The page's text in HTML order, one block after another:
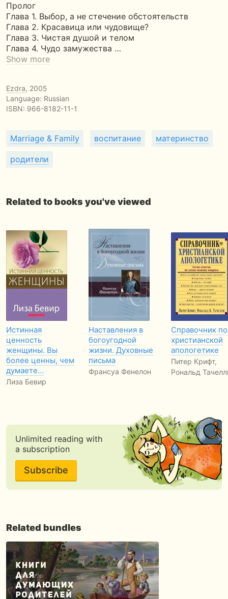
Пролог
Глава 1. Выбор, а не стечение обстоятельств
Глава 2. Красавица или чудовище?
Глава 3. Чистая душой и телом
Глава 4. Чудо замужества …
Show more
Ezdra, 2005
Language: Russian
ISBN: 966-8182-11-1
Marriage & Family воспитание материнство
родители
Related to books you've viewed
Истинная
ценность
женщины. Вы
более ценны, чем
думаете…
Лиза Бевир
Наставления в
богоугодной
жизни. Духовные
письма
Франсуа Фенелон
Справочник по
христианской
апологетике
Питер Крифт,
Рональд
Unlimited reading with
a subscription
Subscribe
Related bundles